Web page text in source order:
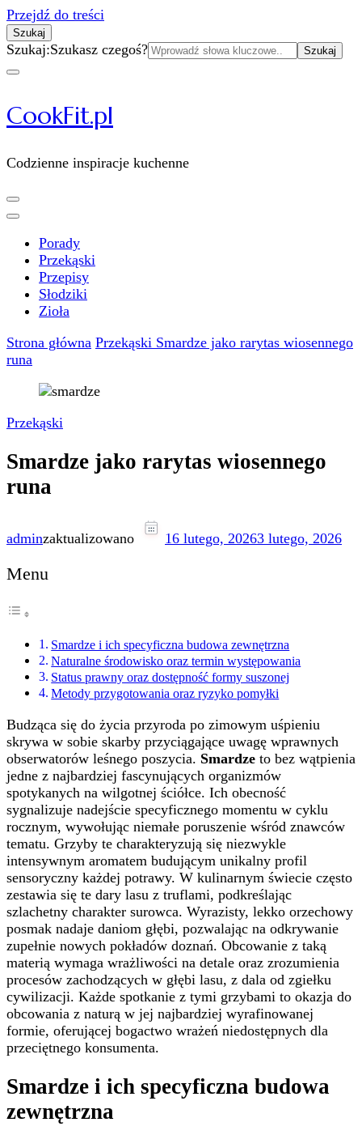
Przejdź do treści
Szukaj
Szukaj:Szukasz czegoś?
CookFit.pl
Codzienne inspiracje kuchenne
Porady
Przekąski
Przepisy
Słodziki
Zioła
Strona główna Przekąski Smardze jako rarytas wiosennego
runa
Przekąski
Smardze jako rarytas wiosennego
runa
adminzaktualizowano 16 lutego, 20263 lutego, 2026
Menu
Smardze i ich specyficzna budowa zewnętrzna
Naturalne środowisko oraz termin występowania
Status prawny oraz dostępność formy suszonej
Metody przygotowania oraz ryzyko pomyłki
Budząca się do życia przyroda po zimowym uśpieniu
skrywa w sobie skarby przyciągające uwagę wprawnych
obserwatorów leśnego poszycia. Smardze to bez wątpienia
jedne z najbardziej fascynujących organizmów
spotykanych na wilgotnej ściółce. Ich obecność
sygnalizuje nadejście specyficznego momentu w cyklu
rocznym, wywołując niemałe poruszenie wśród znawców
tematu. Grzyby te charakteryzują się niezwykle
intensywnym aromatem budującym unikalny profil
sensoryczny każdej potrawy. W kulinarnym świecie często
zestawia się te dary lasu z truflami, podkreślając
szlachetny charakter surowca. Wyrazisty, lekko orzechowy
posmak nadaje daniom głębi, pozwalając na odkrywanie
zupełnie nowych pokładów doznań. Obcowanie z taką
materią wymaga wrażliwości na detale oraz zrozumienia
procesów zachodzących w głębi lasu, z dala od zgiełku
cywilizacji. Każde spotkanie z tymi grzybami to okazja do
obcowania z naturą w jej najbardziej wyrafinowanej
formie, oferującej bogactwo wrażeń niedostępnych dla
przeciętnego konsumenta.
Smardze i ich specyficzna budowa
zewnętrzna